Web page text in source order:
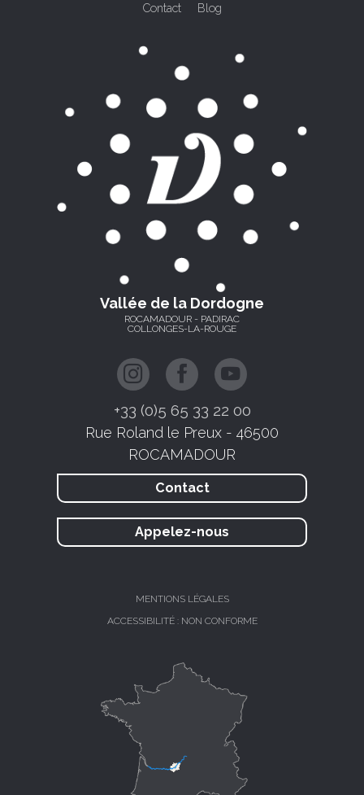
Contact Blog
Vallée de la Dordogne
ROCAMADOUR - PADIRAC
COLLONGES-LA-ROUGE
+33 (0)5 65 33 22 00
Rue Roland le Preux - 46500
ROCAMADOUR
Contact
Appelez-nous
MENTIONS LÉGALES
ACCESSIBILITÉ : NON CONFORME